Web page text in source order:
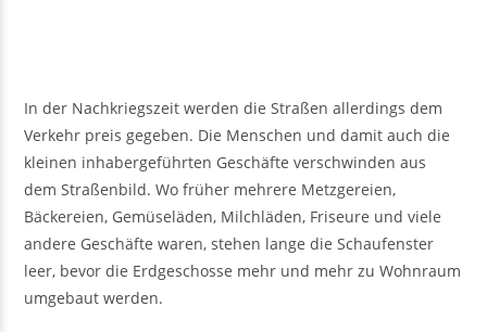
In der Nachkriegszeit werden die Straßen allerdings dem
Verkehr preis gegeben. Die Menschen und damit auch die
kleinen inhabergeführten Geschäfte verschwinden aus
dem Straßenbild. Wo früher mehrere Metzgereien,
Bäckereien, Gemüseläden, Milchläden, Friseure und viele
andere Geschäfte waren, stehen lange die Schaufenster
leer, bevor die Erdgeschosse mehr und mehr zu Wohnraum
umgebaut werden.